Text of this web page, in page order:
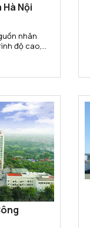
Nội
nhân
độ cao,
cứu
nghệ
đa ngành,
nước;...